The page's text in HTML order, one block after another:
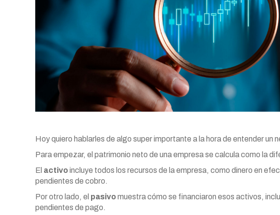
Hoy quiero hablarles de algo super importante a la hora de entender un
Para empezar, el patrimonio neto de una empresa se calcula como la
El activoincluye todos los recursos de la empresa, como dinero en
pendientes de cobro.
Por otro lado, el pasivomuestra cómo se financiaron esos activos,
pendientes de pago.